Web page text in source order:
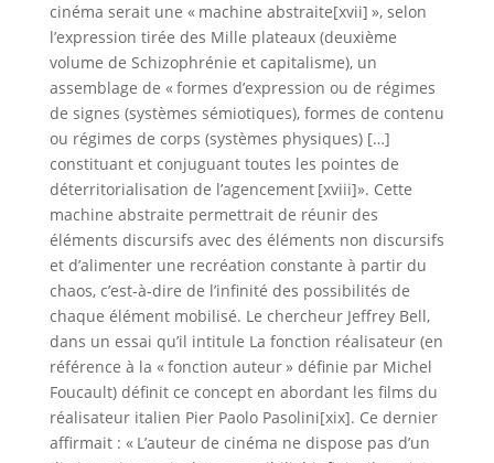
cinéma serait une « machine abstraite[xvii] », selon
l’expression tirée des Mille plateaux (deuxième
volume de Schizophrénie et capitalisme), un
assemblage de « formes d’expression ou de régimes
de signes (systèmes sémiotiques), formes de contenu
ou régimes de corps (systèmes physiques) […]
constituant et conjuguant toutes les pointes de
déterritorialisation de l’agencement [xviii]». Cette
machine abstraite permettrait de réunir des
éléments discursifs avec des éléments non discursifs
et d’alimenter une recréation constante à partir du
chaos, c’est-à-dire de l’infinité des possibilités de
chaque élément mobilisé. Le chercheur Jeffrey Bell,
dans un essai qu’il intitule La fonction réalisateur (en
référence à la « fonction auteur » définie par Michel
Foucault) définit ce concept en abordant les films du
réalisateur italien Pier Paolo Pasolini[xix]. Ce dernier
affirmait : « L’auteur de cinéma ne dispose pas d’un